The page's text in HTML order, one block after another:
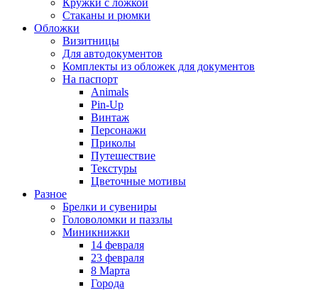
Кружки с ложкой
Стаканы и рюмки
Обложки
Визитницы
Для автодокументов
Комплекты из обложек для документов
На паспорт
Animals
Pin-Up
Винтаж
Персонажи
Приколы
Путешествие
Текстуры
Цветочные мотивы
Разное
Брелки и сувениры
Головоломки и паззлы
Миникнижки
14 февраля
23 февраля
8 Марта
Города